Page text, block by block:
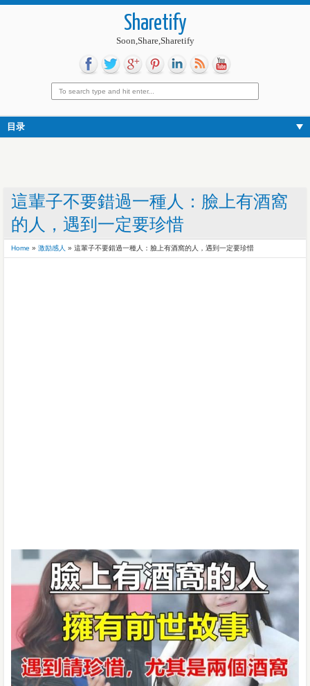
Sharetify
Soon,Share,Sharetify
目录
這輩子不要錯過一種人：臉上有酒窩
的人，遇到一定要珍惜
Home » 激励感人 » 這輩子不要錯過一種人：臉上有酒窩的人，遇到一定要珍惜